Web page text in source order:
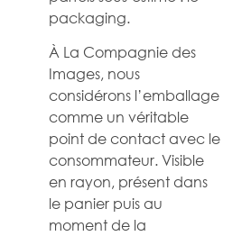
packaging.
À La Compagnie des
Images, nous
considérons l’emballage
comme un véritable
point de contact avec le
consommateur. Visible
en rayon, présent dans
le panier puis au
moment de la